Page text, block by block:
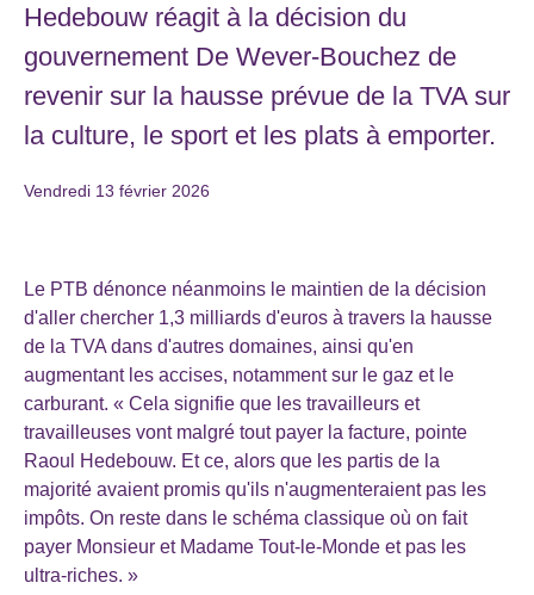
Hedebouw réagit à la décision du
gouvernement De Wever-Bouchez de
revenir sur la hausse prévue de la TVA sur
la culture, le sport et les plats à emporter.
Vendredi 13 février 2026
Le PTB dénonce néanmoins le maintien de la décision
d'aller chercher 1,3 milliards d'euros à travers la hausse
de la TVA dans d'autres domaines, ainsi qu'en
augmentant les accises, notamment sur le gaz et le
carburant. « Cela signifie que les travailleurs et
travailleuses vont malgré tout payer la facture, pointe
Raoul Hedebouw. Et ce, alors que les partis de la
majorité avaient promis qu'ils n'augmenteraient pas les
impôts. On reste dans le schéma classique où on fait
payer Monsieur et Madame Tout-le-Monde et pas les
ultra-riches. »